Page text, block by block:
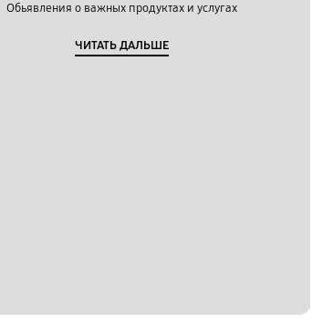
Обьявления о важных продуктах и услугах
ЧИТАТЬ ДАЛЬШЕ